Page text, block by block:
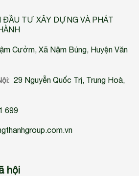
ĐẦU TƯ XÂY DỰNG VÀ PHÁT
Cưởm, Xã Nậm Búng, Huyện Văn
29 Nguyễn Quốc Trị, Trung Hoà,
699
hội